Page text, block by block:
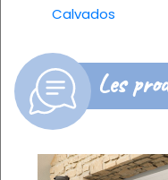
Calvados
Les